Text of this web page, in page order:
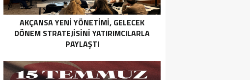
AKÇANSA YENI YÖNETIMI, GELECEK
DÖNEM STRATEJISINI YATIRIMCILARLA
PAYLAŞTI